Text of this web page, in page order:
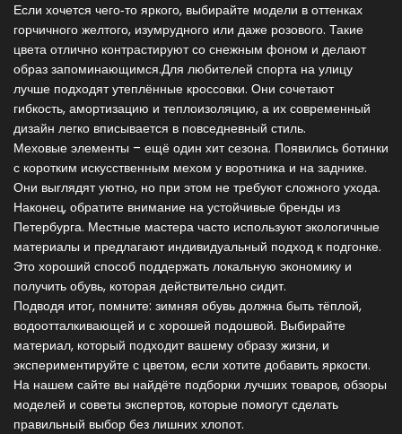
Если хочется чего‑то яркого, выбирайте модели в оттенках
горчичного желтого, изумрудного или даже розового. Такие
цвета отлично контрастируют со снежным фоном и делают
образ запоминающимся.Для любителей спорта на улицу
лучше подходят утеплённые кроссовки. Они сочетают
гибкость, амортизацию и теплоизоляцию, а их современный
дизайн легко вписывается в повседневный стиль.
Меховые элементы – ещё один хит сезона. Появились ботинки
с коротким искусственным мехом у воротника и на заднике.
Они выглядят уютно, но при этом не требуют сложного ухода.
Наконец, обратите внимание на устойчивые бренды из
Петербурга. Местные мастера часто используют экологичные
материалы и предлагают индивидуальный подход к подгонке.
Это хороший способ поддержать локальную экономику и
получить обувь, которая действительно сидит.
Подводя итог, помните: зимняя обувь должна быть тёплой,
водоотталкивающей и с хорошей подошвой. Выбирайте
материал, который подходит вашему образу жизни, и
экспериментируйте с цветом, если хотите добавить яркости.
На нашем сайте вы найдёте подборки лучших товаров, обзоры
моделей и советы экспертов, которые помогут сделать
правильный выбор без лишних хлопот.